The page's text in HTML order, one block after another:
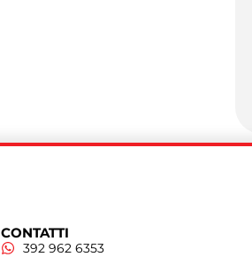
CONTATTI
392 962 6353